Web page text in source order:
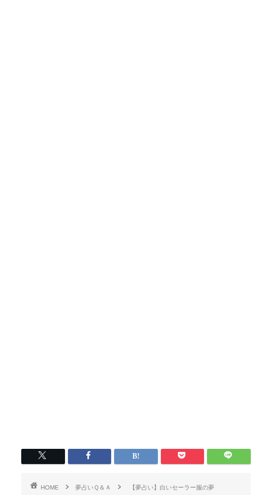
HOME 夢占いＱ＆Ａ 【夢占い】白いセーラー服の夢